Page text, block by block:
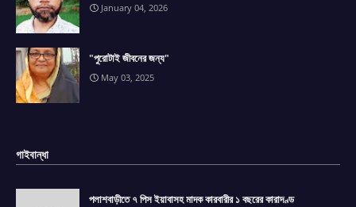
January 04, 2026
"পুরোটাই জীবনের জন্য"
May 03, 2025
গাইবান্ধা
পলাশবাড়ীতে ৭ পিস ইয়াবাসহ মাদক কারবারীর ১ বছরের কারাদণ্ড